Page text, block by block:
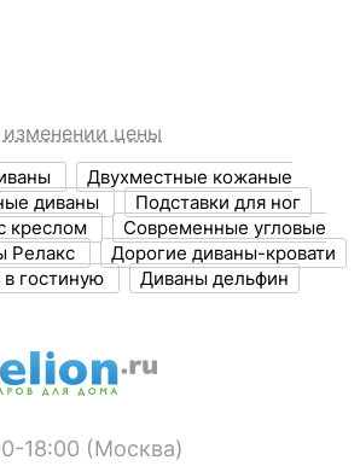
? 1800
? 930
?
2.7
? зеленый
микровельвет
цены
Двухместные кожаные
диваны
Подставки для ног
креслом
Современные угловые
Релакс
Дорогие диваны-кровати
гостиную
Диваны дельфин
18:00 (Москва)